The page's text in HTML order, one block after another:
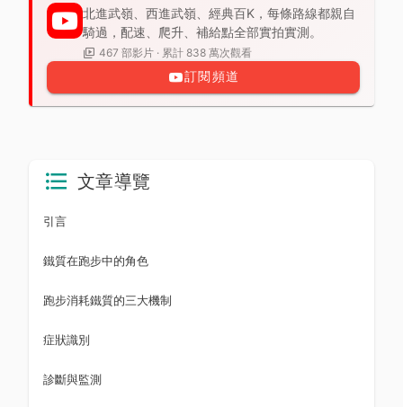
北進武嶺、西進武嶺、經典百K，每條路線都親自
騎過，配速、爬升、補給點全部實拍實測。
467 部影片 · 累計 838 萬次觀看
訂閱頻道
文章導覽
引言
鐵質在跑步中的角色
跑步消耗鐵質的三大機制
症狀識別
診斷與監測